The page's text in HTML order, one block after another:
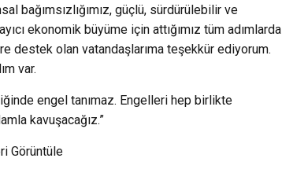
bağımsızlığımız, güçlü, sürdürülebilir ve
ekonomik büyüme için attığımız tüm adımlarda
destek olan vatandaşlarıma teşekkür ediyorum.
var.
engel tanımaz. Engelleri hep birlikte
kavuşacağız.”
Görüntüle